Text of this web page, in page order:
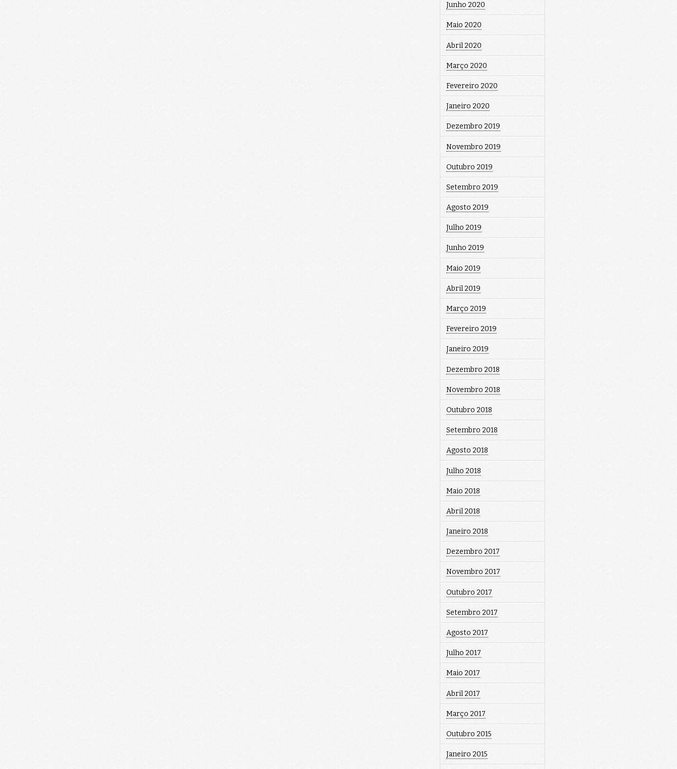
Junho 2020
Maio 2020
Abril 2020
Março 2020
Fevereiro 2020
Janeiro 2020
Dezembro 2019
Novembro 2019
Outubro 2019
Setembro 2019
Agosto 2019
Julho 2019
Junho 2019
Maio 2019
Abril 2019
Março 2019
Fevereiro 2019
Janeiro 2019
Dezembro 2018
Novembro 2018
Outubro 2018
Setembro 2018
Agosto 2018
Julho 2018
Maio 2018
Abril 2018
Janeiro 2018
Dezembro 2017
Novembro 2017
Outubro 2017
Setembro 2017
Agosto 2017
Julho 2017
Maio 2017
Abril 2017
Março 2017
Outubro 2015
Janeiro 2015